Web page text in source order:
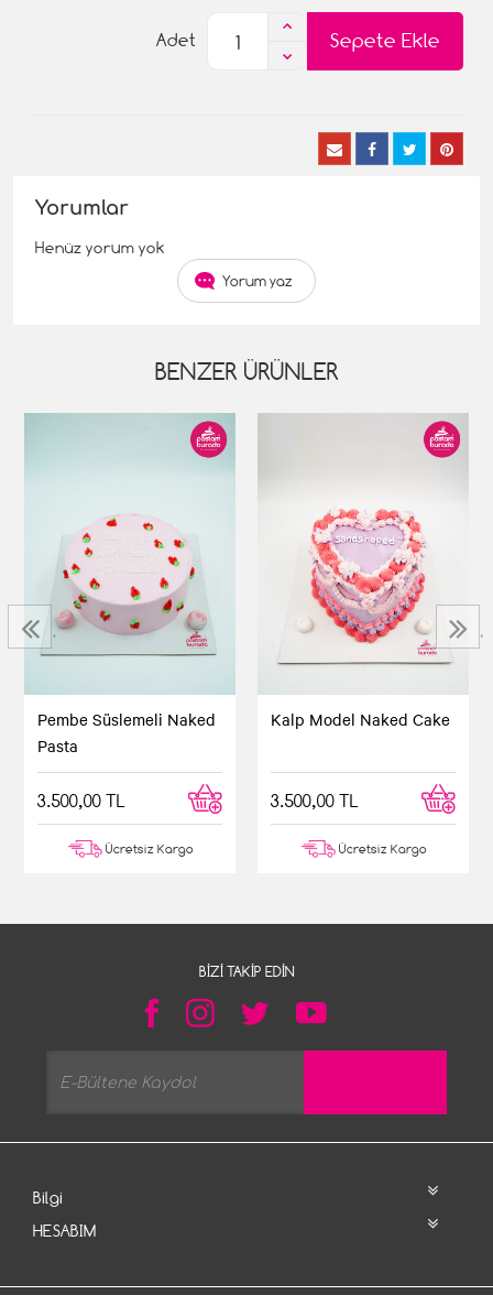
Sepete Ekle
Adet
Yorumlar
Henüz yorum yok
Yorum yaz
BENZER ÜRÜNLER
Pembe Süslemeli Naked
Pasta
3.500,00 TL
Ücretsiz Kargo
Kalp Model Naked Cake
3.500,00 TL
Ücretsiz Kargo
‹ ›
BIZI TAKIP EDIN
Bilgi
HESABIM